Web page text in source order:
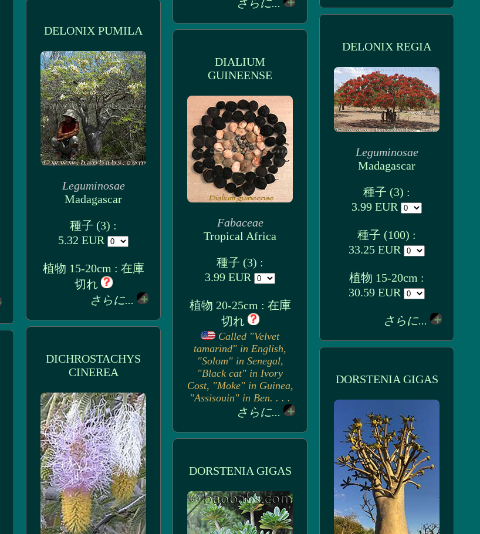
さらに...
DELONIX PUMILA
Leguminosae
Madagascar
種子 (3) :
5.32 EUR
植物 15-20cm : 在庫
切れ
さらに...
DELONIX REGIA
Leguminosae
Madagascar
種子 (3) :
3.99 EUR
種子 (100) :
33.25 EUR
植物 15-20cm :
30.59 EUR
さらに...
DIALIUM
GUINEENSE
Fabaceae
Tropical Africa
種子 (3) :
3.99 EUR
植物 20-25cm : 在庫
切れ
Called "Velvet
tamarind" in English,
"Solom" in Senegal,
"Black cat" in Ivory
Cost, "Moke" in Guinea,
"Assisouin" in Ben. . . .
さらに...
DICHROSTACHYS
CINEREA
DORSTENIA GIGAS
DORSTENIA GIGAS